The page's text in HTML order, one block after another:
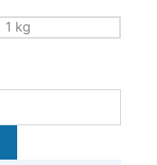
1 kg